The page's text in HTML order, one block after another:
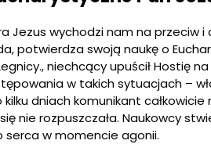
Jezus wychodzi nam na
potwierdza swoją naukę o
niechcący upuścił Hostię
w takich sytuacjach –
dniach komunikant
nie rozpuszczała. Naukowcy
serca w momencie agonii.